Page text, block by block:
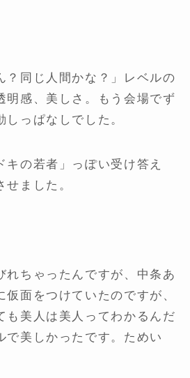
？同じ人間かな？」レベルの
明感、美しさ。もう会場でず
っぱなしでした。
キの若者」っぽい受け答え
せました。
れちゃったんですが、中条あ
面をつけていたのですが、
も美人は美人ってわかるんだ
美しかったです。ためい